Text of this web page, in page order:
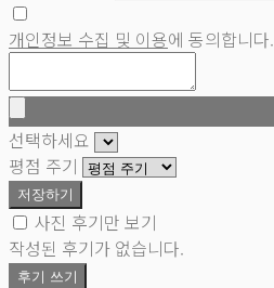
개인정보 수집 및 이용에 동의합니다.
선택하세요
평점 주기
저장하기
사진 후기만 보기
작성된 후기가 없습니다.
후기 쓰기